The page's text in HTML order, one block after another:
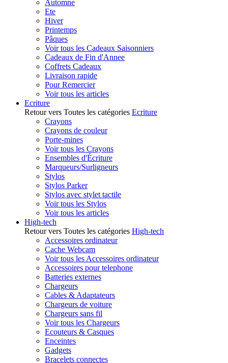
Automne
Ete
Hiver
Printemps
Pâques
Voir tous les Cadeaux Saisonniers
Cadeaux de Fin d'Annee
Coffrets Cadeaux
Livraison rapide
Pour Remercier
Voir tous les articles
Ecriture
Retour vers Toutes les catégories Ecriture
Crayons
Crayons de couleur
Porte-mines
Voir tous les Crayons
Ensembles d'Écriture
Marqueurs/Surligneurs
Stylos
Stylos Parker
Stylos avec stylet tactile
Voir tous les Stylos
Voir tous les articles
High-tech
Retour vers Toutes les catégories High-tech
Accessoires ordinateur
Cache Webcam
Voir tous les Accessoires ordinateur
Accessoires pour telephone
Batteries externes
Chargeurs
Cables & Adaptateurs
Chargeurs de voiture
Chargeurs sans fil
Voir tous les Chargeurs
Ecouteurs & Casques
Enceintes
Gadgets
Bracelets connectes